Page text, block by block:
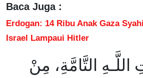
Baca Juga :
Erdogan: 14 Ribu Anak Gaza
Israel Lampaui Hitler
اللَّـهِ التَّامَّةِ، مِنْ